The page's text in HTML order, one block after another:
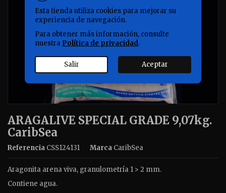
ARAGALIVE SPECIAL GRADE 9,07kg.
CaribSea
Referencia CSS124131 Marca CaribSea
Aragonita arena viva, granulometría 1 > 2 mm.
Contiene agua.
Esta tienda utiliza cookies para mejorar su
experiencia de navegación.
Para obtener más información, consulte
nuestra Política de privacidad.
Salir Aceptar